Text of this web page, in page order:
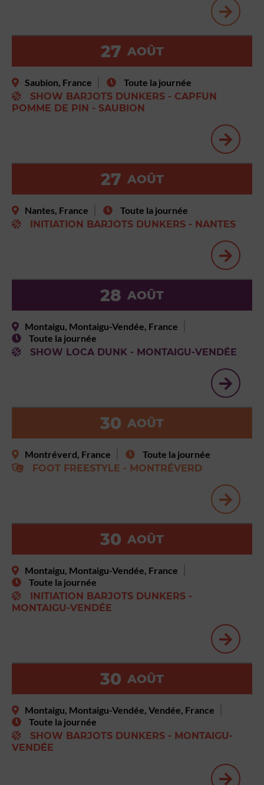
27 AOÛT
Saubion, France
Toute la journée
SHOW BARJOTS DUNKERS - CAPFUN
POMME DE PIN - SAUBION
27 AOÛT
Nantes, France
Toute la journée
INITIATION BARJOTS DUNKERS - NANTES
28 AOÛT
Montaigu, Montaigu-Vendée, France
Toute la journée
SHOW LOCA DUNK - MONTAIGU-VENDÉE
30 AOÛT
Montréverd, France
Toute la journée
FOOT FREESTYLE - MONTRÉVERD
30 AOÛT
Montaigu, Montaigu-Vendée, France
Toute la journée
INITIATION BARJOTS DUNKERS -
MONTAIGU-VENDÉE
30 AOÛT
Montaigu, Montaigu-Vendée, Vendée, France
Toute la journée
SHOW BARJOTS DUNKERS - MONTAIGU-
VENDÉE